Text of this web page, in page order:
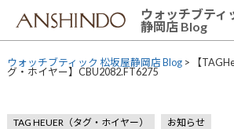
content
ウォッチブティ
静岡店 Blog
ウォッチブティック 松坂屋静岡店 Blog> 【
グ・ホイヤー】CBU2082.FT6275
TAG HEUER（タグ・ホイヤー）
お知らせ